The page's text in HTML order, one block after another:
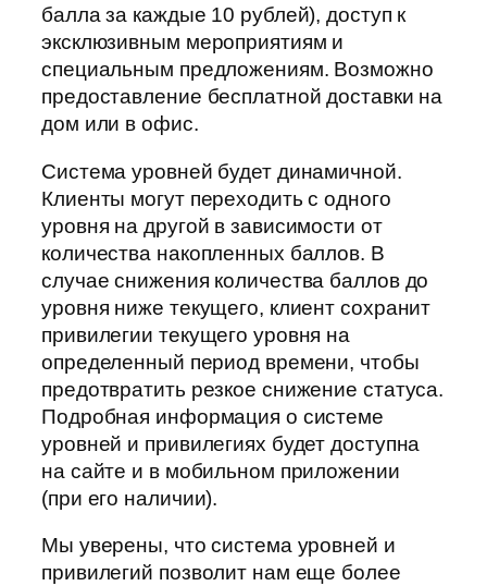
балла за каждые 10 рублей), доступ к
эксклюзивным мероприятиям и
специальным предложениям. Возможно
предоставление бесплатной доставки на
дом или в офис.
Система уровней будет динамичной.
Клиенты могут переходить с одного
уровня на другой в зависимости от
количества накопленных баллов. В
случае снижения количества баллов до
уровня ниже текущего, клиент сохранит
привилегии текущего уровня на
определенный период времени, чтобы
предотвратить резкое снижение статуса.
Подробная информация о системе
уровней и привилегиях будет доступна
на сайте и в мобильном приложении
(при его наличии).
Мы уверены, что система уровней и
привилегий позволит нам еще более